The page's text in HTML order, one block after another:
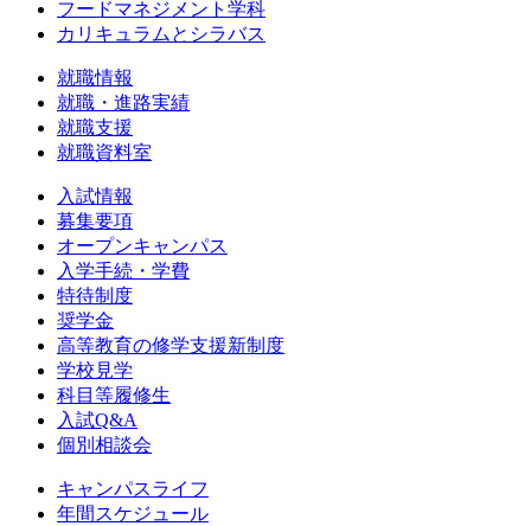
フードマネジメント学科
カリキュラムとシラバス
就職情報
就職・進路実績
就職支援
就職資料室
入試情報
募集要項
オープンキャンパス
入学手続・学費
特待制度
奨学金
高等教育の修学支援新制度
学校見学
科目等履修生
入試Q&A
個別相談会
キャンパスライフ
年間スケジュール